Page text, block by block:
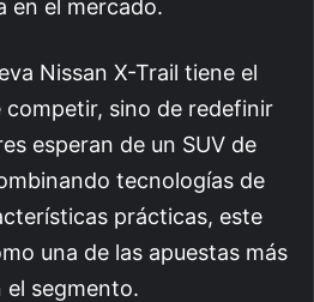
en el mercado.
Nissan X-Trail tiene el
sino de redefinir
esperan de un SUV de
tecnologías de
prácticas, este
una de las apuestas más
el segmento.